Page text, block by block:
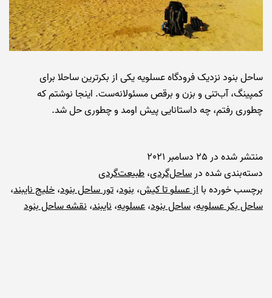
ساحل بنود نزدیک فرودگاه عسلویه یکی از بکرترین ساحلا برای
کمپینگ، آب‌تنی و بزن و برقص مسئولانه‌ست. اینجا نوشتم که
چطوری رفتم، چه داستانایی پیش اومد و چطوری حل شد.
منتشر شده در 25 دسامبر 2021
دسته‌بندی شده در ساحل‌گردی، طبیعت‌گردی
برچسب خورده با از عسلو تا کیش، بنود، تور ساحل بنود، خلیج نایبند،
ساحل بکر عسلویه، ساحل بنود، عسلویه، نایبند، نقشه ساحل بنود